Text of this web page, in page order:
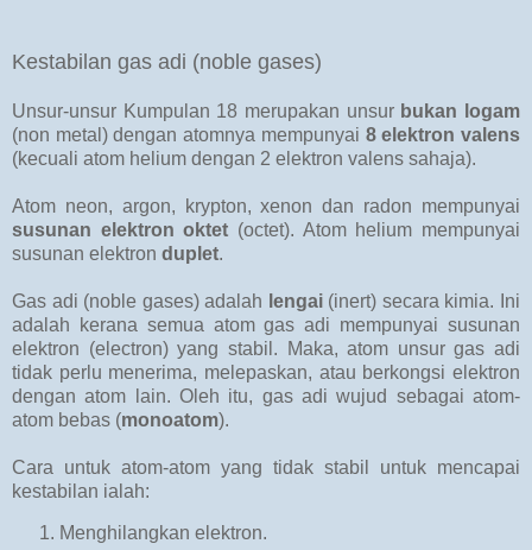
Kestabilan gas adi (noble gases)
Unsur-unsur Kumpulan 18 merupakan unsur bukan logam
(non metal) dengan atomnya mempunyai 8 elektron valens
(kecuali atom helium dengan 2 elektron valens sahaja).
Atom neon, argon, krypton, xenon dan radon mempunyai
susunan elektron oktet (octet). Atom helium mempunyai
susunan elektron duplet.
Gas adi (noble gases) adalah lengai(inert) secara kimia. Ini
adalah kerana semua atom gas adi mempunyai susunan
elektron (electron) yang stabil. Maka, atom unsur gas adi
tidak perlu menerima, melepaskan, atau berkongsi elektron
dengan atom lain. Oleh itu, gas adi wujud sebagai atom-
atom bebas (monoatom).
Cara untuk atom-atom yang tidak stabil untuk mencapai
kestabilan ialah:
Menghilangkan elektron.